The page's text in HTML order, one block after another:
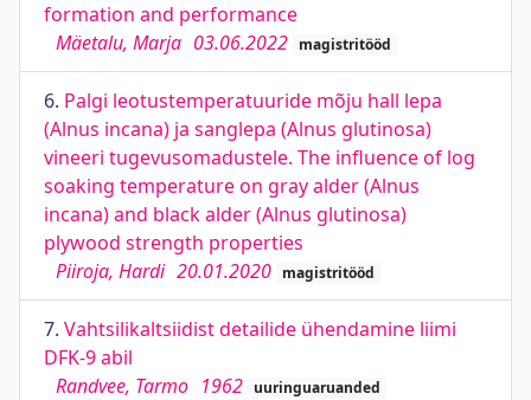
formation and performance
Mäetalu, Marja 03.06.2022 magistritööd
6. Palgi leotustemperatuuride mõju hall lepa
(Alnus incana) ja sanglepa (Alnus glutinosa)
vineeri tugevusomadustele. The influence of log
soaking temperature on gray alder (Alnus
incana) and black alder (Alnus glutinosa)
plywood strength properties
Piiroja, Hardi 20.01.2020 magistritööd
7. Vahtsilikaltsiidist detailide ühendamine liimi
DFK-9 abil
Randvee, Tarmo 1962 uuringuaruanded